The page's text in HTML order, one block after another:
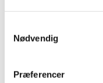
Nødvendig
Præferencer